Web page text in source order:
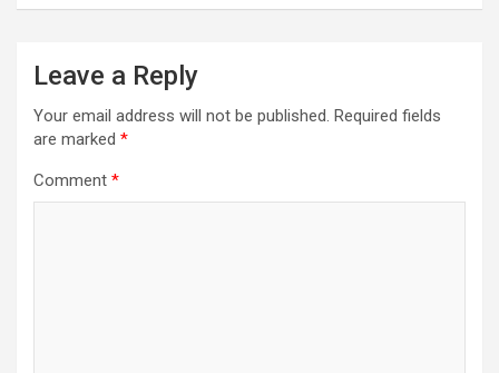
Leave a Reply
Your email address will not be published. Required fields
are marked *
Comment *